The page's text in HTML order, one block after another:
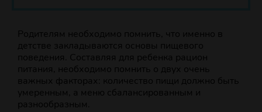
Родителям необходимо помнить, что именно в
детстве закладываются основы пищевого
поведения. Составляя для ребенка рацион
питания, необходимо помнить о двух очень
важных факторах: количество пищи должно быть
умеренным, а меню сбалансированным и
разнообразным.